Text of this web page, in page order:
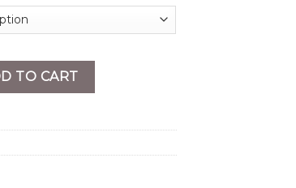
TO CART